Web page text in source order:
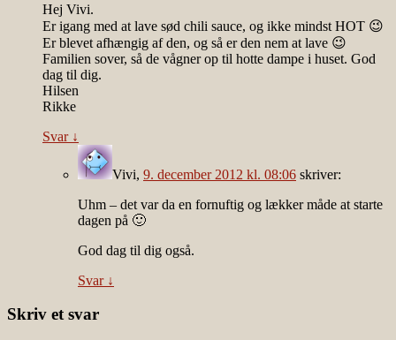
Hej Vivi.
Er igang med at lave sød chili sauce, og ikke mindst HOT 😉
Er blevet afhængig af den, og så er den nem at lave 😉
Familien sover, så de vågner op til hotte dampe i huset. God
dag til dig.
Hilsen
Rikke
Svar ↓
Vivi, 9. december 2012 kl. 08:06 skriver:
Uhm – det var da en fornuftig og lækker måde at starte
dagen på 🙂
God dag til dig også.
Svar ↓
Skriv et svar